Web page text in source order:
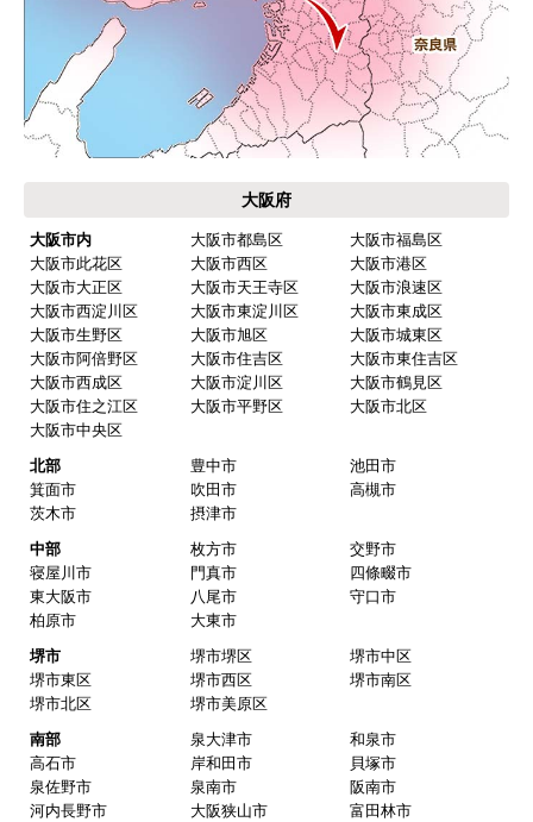
はい
またこのショップを利用したいですか？
はい
【注文商品】浄水器・整水器 【注文時
価格面と全体的に評価が 高かったので、数社と比
較して選びました。
【注文からどのくらいで届きましたか？】
商品は 直ぐに届くと連絡有りましたが 取り付け工
事の日程が 決って工事日の数日前に問題なく届き
ました。
【その他感想・コメント】
工事は 丁寧に交換してもらいました。一点、工事
前日連絡が 19時以降だったのが ややマイナスポイ
ントでした。
サンタとチャボさん
2026年4月1日 11:02
欲しい商品をスムーズに注文できましたか？
ショップからの連絡や対応は適切でしたか？
大阪府
大阪市内 大阪市都島区
大阪市福島区
大阪市此花区
大阪市西区
大阪市港区
大阪市大正区
大阪市天王寺区
大阪市浪速区
大阪市西淀川区
大阪市東淀川区
大阪市東成区
大阪市生野区
大阪市旭区
大阪市城東区
大阪市阿倍野区
大阪市住吉区
大阪市東住吉区
大阪市西成区
大阪市淀川区
大阪市鶴見区
大阪市住之江区
大阪市平野区
大阪市北区
大阪市中央区
北部
豊中市
池田市
箕面市
吹田市
高槻市
茨木市
摂津市
中部
枚方市
交野市
寝屋川市
門真市
四條畷市
東大阪市
八尾市
守口市
柏原市
大東市
堺市
堺市堺区
堺市中区
堺市東区
堺市西区
堺市南区
堺市北区
堺市美原区
南部
泉大津市
和泉市
高石市
岸和田市
貝塚市
泉佐野市
泉南市
阪南市
河内長野市
大阪狭山市
富田林市